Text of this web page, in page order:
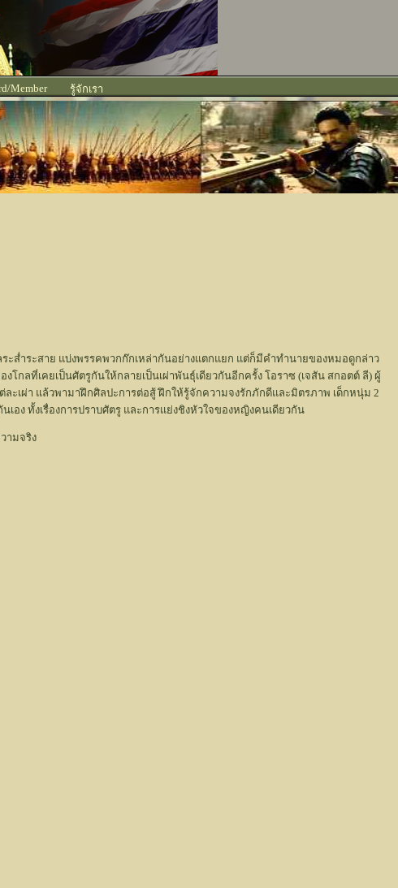
Member รู้จักเรา
ส่ำระสาย แบ่งพรรคพวกก๊กเหล่ากันอย่างแตกแยก แต่ก็มีคำทำนายของหมอดูกล่าว
โกลที่เคยเป็นศัตรูกันให้กลายเป็นเผ่าพันธุ์เดียวกันอีกครั้ง โอราซ (เจสัน สกอตต์ ลี) ผู้
ะเผ่า แล้วพามาฝึกศิลปะการต่อสู้ ฝึกให้รู้จักความจงรักภักดีและมิตรภาพ เด็กหนุ่ม 2
อง ทั้งเรื่องการปราบศัตรู และการแย่งชิงหัวใจของหญิงคนเดียวกัน
ามจริง